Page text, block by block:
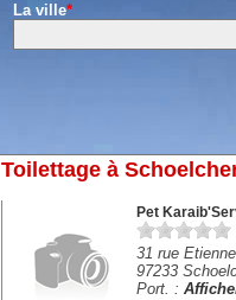
La ville*
Toilettage à
Pet
31 rue
97233
Port. :